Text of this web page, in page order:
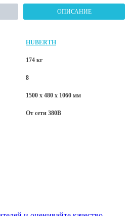
ОПИСАНИЕ
HUBERTH
174 кг
8
1500 х 480 х 1060 мм
От сети 380В